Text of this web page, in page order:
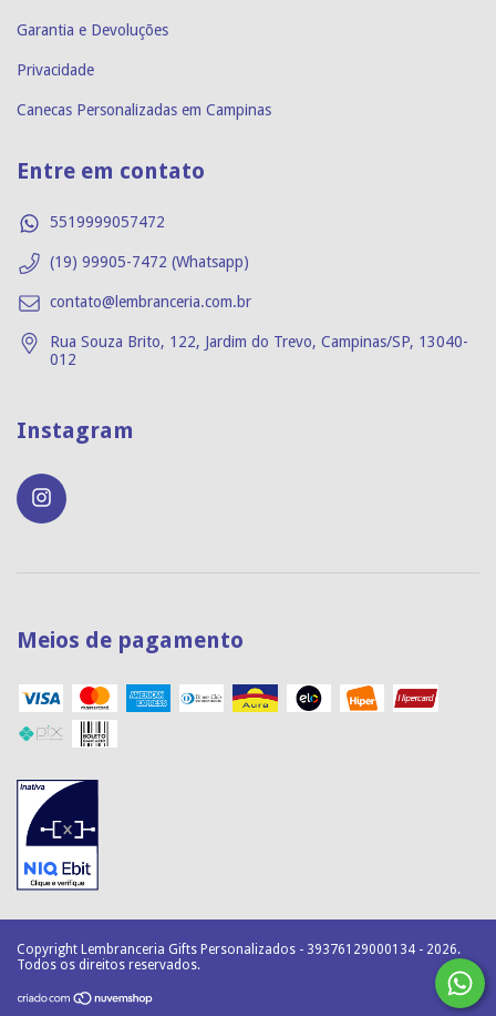
Garantia e Devoluções
Privacidade
Canecas Personalizadas em Campinas
Entre em contato
5519999057472
(19) 99905-7472 (Whatsapp)
contato@lembranceria.com.br
Rua Souza Brito, 122, Jardim do Trevo, Campinas/SP, 13040-
012
Instagram
Meios de pagamento
Copyright Lembranceria Gifts Personalizados - 39376129000134 - 2026.
Todos os direitos reservados.